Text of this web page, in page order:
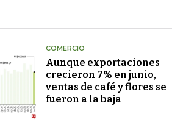
COMERCIO
Aunque exportaciones
crecieron 7% en junio,
ventas de café y flores se
fueron a la baja